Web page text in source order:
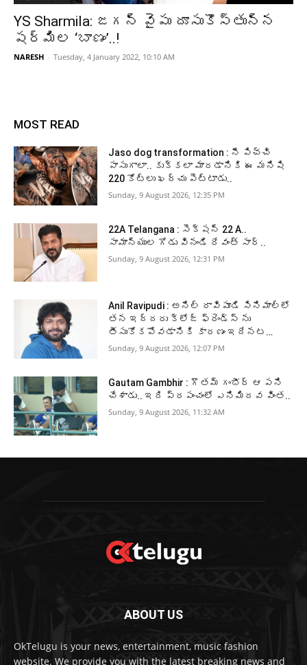
YS Sharmila: జగన్ వైపు దూసుకొస్తున్న
షర్మిల ‘బాణం’..!
NARESH - Tuesday, 4 January 2022, 10:10 AM
MOST READ
Jaso dog transformation : నీ పిచ్చి
పాసుగాలా.. కుక్కలా మారడానికి ఈ మనిషి
220 కోట్లు ఖర్చు పెట్టాడు..
Sunday, 9 August 2026, 12:35 PM
22A Telangana : సెక్షన్ 22 A..
సామాన్యుల గోడు వినండి రేవంత్ సార్..
Sunday, 9 August 2026, 12:31 PM
Anil Ravipudi : అనిల్ రావిపూడి సినిమాల్లో
తన ఇద్దరు క్లోజ్ ఫ్రెండ్స్ ను
తీసుకోకపోవడానికి కారణం ఇదేనట…
Sunday, 9 August 2026, 12:07 PM
Gautam Gambhir : గౌతమ్ గంభీర్ ఆ పని
చేశాడు.. ఇది ప్రపంచంలో ఎనిమిదవ వింత..
Sunday, 9 August 2026, 11:32 AM
ABOUT US
OkTelugu is your news, entertainment, music fashion
website. We provide you with the latest breaking news and